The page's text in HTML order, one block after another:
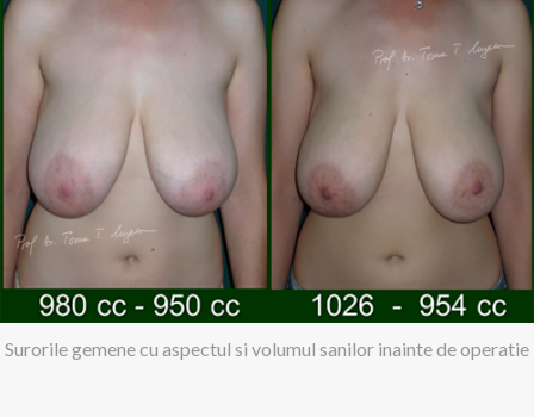
Surorile gemene cu aspectul si volumul sanilor inainte de operatie